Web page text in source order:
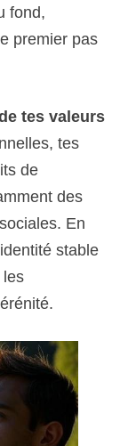
fond,
premier pas
tes valeurs
tes
de
des
En
stable
les